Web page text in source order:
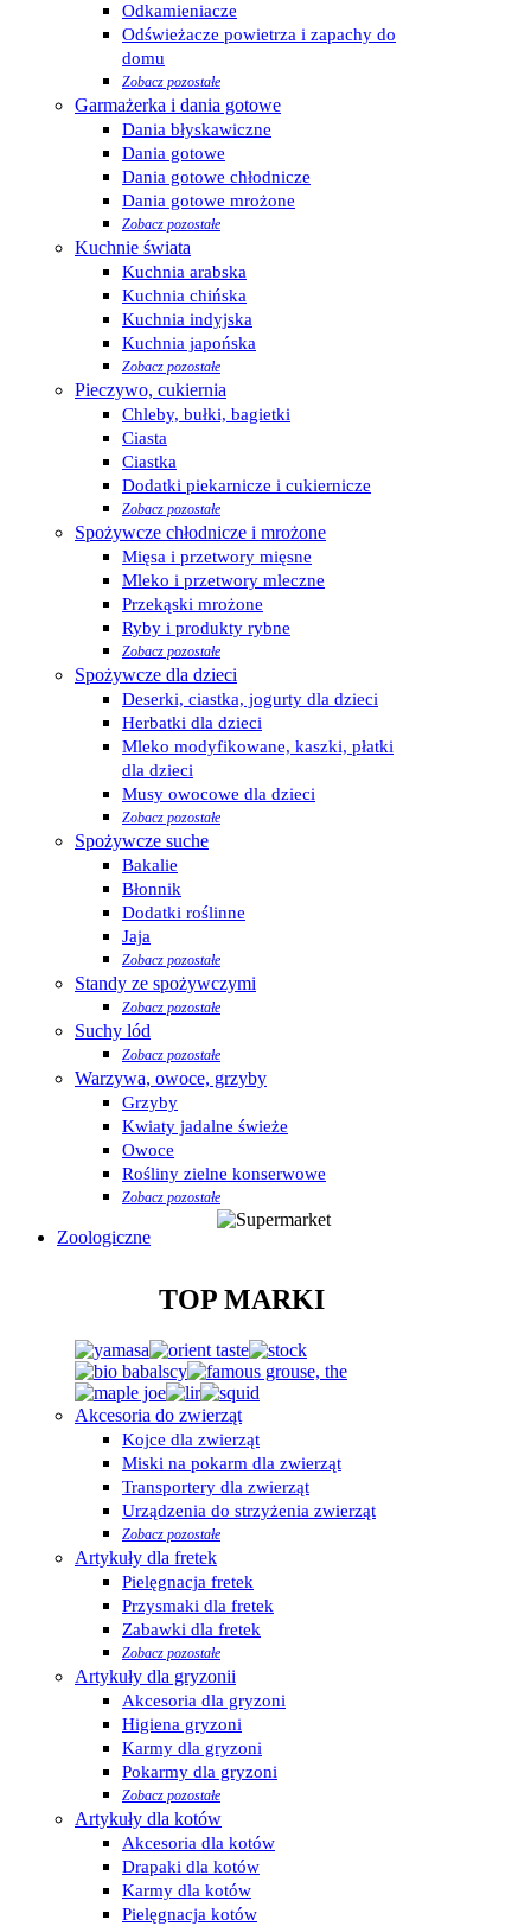
Odkamieniacze
Odświeżacze powietrza i zapachy do
domu
Zobacz pozostałe
Garmażerka i dania gotowe
Dania błyskawiczne
Dania gotowe
Dania gotowe chłodnicze
Dania gotowe mrożone
Zobacz pozostałe
Kuchnie świata
Kuchnia arabska
Kuchnia chińska
Kuchnia indyjska
Kuchnia japońska
Zobacz pozostałe
Pieczywo, cukiernia
Chleby, bułki, bagietki
Ciasta
Ciastka
Dodatki piekarnicze i cukiernicze
Zobacz pozostałe
Spożywcze chłodnicze i mrożone
Mięsa i przetwory mięsne
Mleko i przetwory mleczne
Przekąski mrożone
Ryby i produkty rybne
Zobacz pozostałe
Spożywcze dla dzieci
Deserki, ciastka, jogurty dla dzieci
Herbatki dla dzieci
Mleko modyfikowane, kaszki, płatki
dla dzieci
Musy owocowe dla dzieci
Zobacz pozostałe
Spożywcze suche
Bakalie
Błonnik
Dodatki roślinne
Jaja
Zobacz pozostałe
Standy ze spożywczymi
Zobacz pozostałe
Suchy lód
Zobacz pozostałe
Warzywa, owoce, grzyby
Grzyby
Kwiaty jadalne świeże
Owoce
Rośliny zielne konserwowe
Zobacz pozostałe
Zoologiczne
TOP MARKI
Akcesoria do zwierząt
Kojce dla zwierząt
Miski na pokarm dla zwierząt
Transportery dla zwierząt
Urządzenia do strzyżenia zwierząt
Zobacz pozostałe
Artykuły dla fretek
Pielęgnacja fretek
Przysmaki dla fretek
Zabawki dla fretek
Zobacz pozostałe
Artykuły dla gryzonii
Akcesoria dla gryzoni
Higiena gryzoni
Karmy dla gryzoni
Pokarmy dla gryzoni
Zobacz pozostałe
Artykuły dla kotów
Akcesoria dla kotów
Drapaki dla kotów
Karmy dla kotów
Pielęgnacja kotów